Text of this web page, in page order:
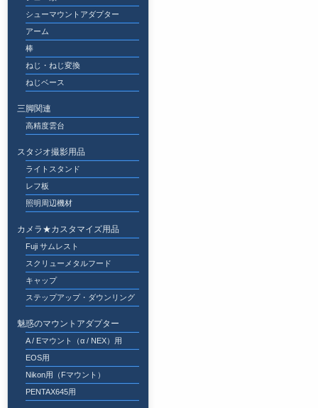
シューマウントアダプター
アーム
棒
ねじ・ねじ変換
ねじベース
三脚関連
高精度雲台
スタジオ撮影用品
ライトスタンド
レフ板
照明周辺機材
カメラ★カスタマイズ用品
Fuji サムレスト
スクリューメタルフード
キャップ
ステップアップ・ダウンリング
魅惑のマウントアダプター
A / Eマウント（α / NEX）用
EOS用
Nikon用（Fマウント）
PENTAX645用